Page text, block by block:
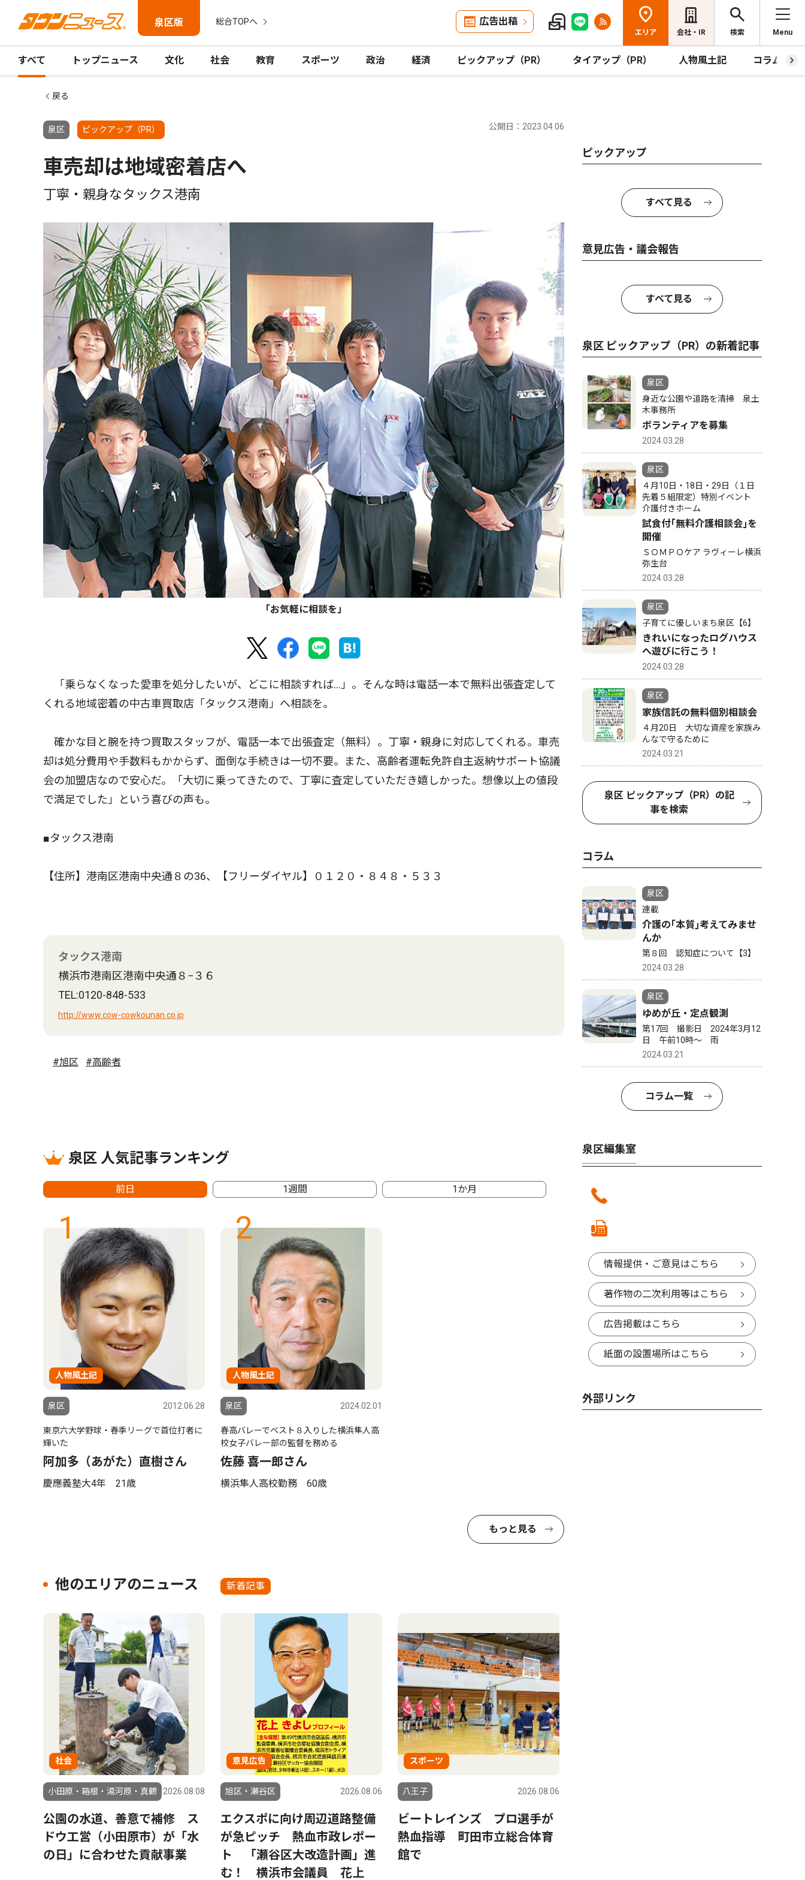
泉区版 総合TOPへ 広告出稿
エリア 会社・IR 検索 Menu
すべて トップニュース 文化 社会 教育 スポーツ 政治 経済 ピックアップ（PR） タイアップ（PR） 人物風土記 コラム
戻る
泉区 ピックアップ（PR） 公開日：2023.04.06
車売却は地域密着店へ
丁寧・親身なタックス港南
「お気軽に相談を」
「乗らなくなった愛車を処分したいが、どこに相談すれば…」。そんな時は電話一本で無料出張査定して
くれる地域密着の中古車買取店「タックス港南」へ相談を。
確かな目と腕を持つ買取スタッフが、電話一本で出張査定（無料）。丁寧・親身に対応してくれる。車売
却は処分費用や手数料もかからず、面倒な手続きは一切不要。また、高齢者運転免許自主返納サポート協議
会の加盟店なので安心だ。「大切に乗ってきたので、丁寧に査定していただき嬉しかった。想像以上の値段
で満足でした」という喜びの声も。
■タックス港南
【住所】港南区港南中央通８の36、【フリーダイヤル】０１２０・８４８・５３３
タックス港南
横浜市港南区港南中央通８−３６
TEL:0120-848-533
http://www.cow-cowkounan.co.jp
#旭区 #高齢者
泉区 人気記事ランキング
前日 1週間 1か月
1
人物風土記
泉区 2012.06.28
東京六大学野球・春季リーグで首位打者に
輝いた
阿加多（あがた）直樹さん
慶應義塾大4年 21歳
2
人物風土記
泉区 2024.02.01
春高バレーでベスト８入りした横浜隼人高
校女子バレー部の監督を務める
佐藤 喜一郎さん
横浜隼人高校勤務 60歳
もっと見る
他のエリアのニュース 新着記事
社会
小田原・箱根・湯河原・真鶴 2026.08.08
公園の水道、善意で補修 ス
ドウ工営（小田原市）が「水
の日」に合わせた貢献事業
意見広告
旭区・瀬谷区 2026.08.06
エクスポに向け周辺道路整備
が急ピッチ 熱血市政レポー
ト 「瀬谷区大改造計画」進
む！ 横浜市会議員 花上
スポーツ
八王子 2026.08.06
ビートレインズ プロ選手が
熱血指導 町田市立総合体育
館で
ピックアップ
すべて見る
意見広告・議会報告
すべて見る
泉区 ピックアップ（PR）の新着記事
泉区
身近な公園や道路を清掃 泉土
木事務所
ボランティアを募集
2024.03.28
泉区
４月10日・18日・29日（１日
先着５組限定）特別イベント
介護付きホーム
試食付｢無料介護相談会｣を
開催
ＳＯＭＰＯケア ラヴィーレ横浜
弥生台
2024.03.28
泉区
子育てに優しいまち泉区【6】
きれいになったログハウス
へ遊びに行こう！
2024.03.28
泉区
家族信託の無料個別相談会
４月20日 大切な資産を家族み
んなで守るために
2024.03.21
泉区 ピックアップ（PR）の記
事を検索
コラム
泉区
連載
介護の｢本質｣考えてみませ
んか
第８回 認知症について【3】
2024.03.28
泉区
ゆめが丘・定点観測
第17回 撮影日 2024年3月12
日 午前10時〜 雨
2024.03.21
コラム一覧
泉区編集室
情報提供・ご意見はこちら
著作物の二次利用等はこちら
広告掲載はこちら
紙面の設置場所はこちら
外部リンク